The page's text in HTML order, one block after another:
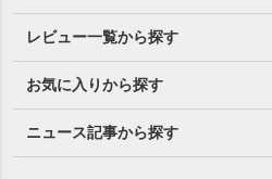
レビュー一覧から探す
お気に入りから探す
ニュース記事から探す